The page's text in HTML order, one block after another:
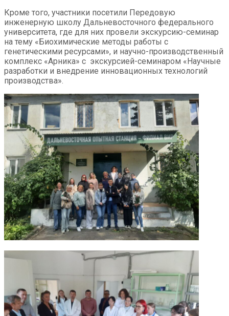
Кроме того, участники посетили Передовую
инженерную школу Дальневосточного федерального
университета, где для них провели экскурсию-семинар
на тему «Биохимические методы работы с
генетическими ресурсами», и научно-производственный
комплекс «Арника» с экскурсией-семинаром «Научные
разработки и внедрение инновационных технологий
производства».